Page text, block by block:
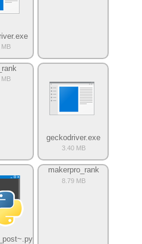
geckodriver.exe
3.40 MB
makerpro_rank
8.79 MB